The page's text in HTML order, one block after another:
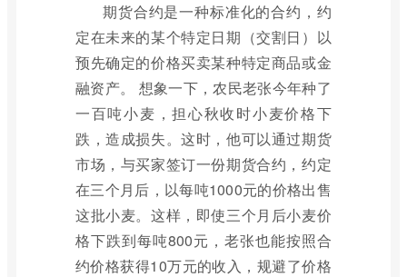
期货合约是一种标准化的合约，约
定在未来的某个特定日期（交割日）以
预先确定的价格买卖某种特定商品或金
融资产。 想象一下，农民老张今年种了
一百吨小麦，担心秋收时小麦价格下
跌，造成损失。这时，他可以通过期货
市场，与买家签订一份期货合约，约定
在三个月后，以每吨1000元的价格出售
这批小麦。这样，即使三个月后小麦价
格下跌到每吨800元，老张也能按照合
约价格获得10万元的收入，规避了价格